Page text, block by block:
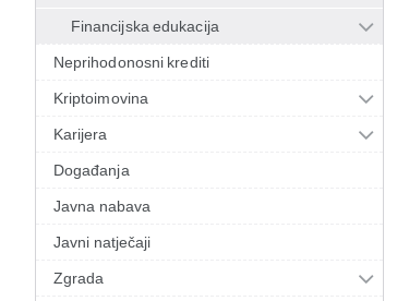
Financijska edukacija
Neprihodonosni krediti
Kriptoimovina
Karijera
Događanja
Javna nabava
Javni natječaji
Zgrada